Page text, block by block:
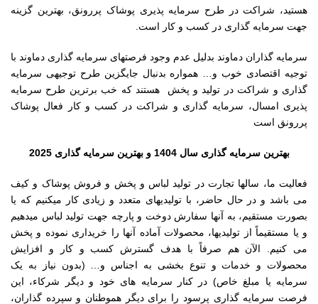
هستید، شراکت در طرح سرمایه پذیری پوشاک پررونق، بهترین گزینه
جهت سرمایه گذاری در کسب و کار است.
سرمایه گذاران دماوند بدلیل عدم وجود فرصتهای سرمایه گذاری دماوند با
توجیه اقتصادی خوب و… همواره بدنبال جایگزین طرح توجیهی سرمایه
گذاری و شراکت در تولید و پخش هستند که خب برترین طرح سرمایه
پذیری امسال، سرمایه گذاری و شراکت در کسب و کار فعال پوشاک
پررونق است
بهترین سرمایه گذاری سال 1404 و بهترین سرمایه گذاری 2025
فعالیت ما، سالها تجارت در تولید لباس و پخش و فروش پوشاک و کیف
می باشد و در حال حاضر، با تولیدیهای متعدد و زیادی کار میکنیم که یا
بصورت مستقیم، به آنها سفارش دوخت و پارچه جهت تولید لباس میدهیم
و یا مستقیماً از تولیدیها، محصولات آماده آنها را خریداری نموده و پخش
می کنیم. الآن هم صرفاً با هدف گسترش کسب و کار و افزایش
محصولات و خدمات و تنوع بخشی به اجناس و… (بدون نیاز به یک
سرمایه یا مبلغ خاص) در کنار سرمایه های خود و دیگر شرکاء، این
فرصت سرمایه گذاری پرسود را برای دیگر هموطنان و سپرده گذاران،